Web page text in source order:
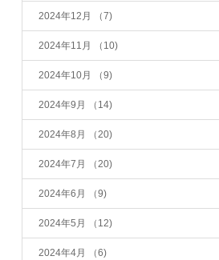
2024年12月 （7)
2024年11月 （10)
2024年10月 （9)
2024年9月 （14)
2024年8月 （20)
2024年7月 （20)
2024年6月 （9)
2024年5月 （12)
2024年4月 （6)